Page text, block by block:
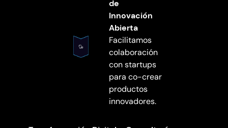
de
Innovación
Abierta
Facilitamos
colaboración
con startups
para co-crear
productos
innovadores.